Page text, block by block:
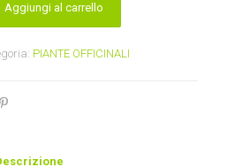
Aggiungi al carrello
PIANTE OFFICINALI